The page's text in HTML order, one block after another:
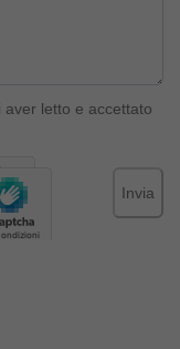
letto e accettato
Invia